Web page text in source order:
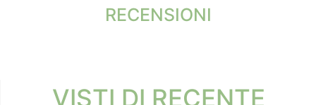
RECENSIONI
VISTI DI RECENTE